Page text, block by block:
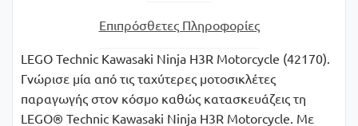
Επιπρόσθετες Πληροφορίες
LEGO Technic Kawasaki Ninja H3R Motorcycle (42170).
Γνώρισε μία από τις ταχύτερες μοτοσικλέτες
παραγωγής στον κόσμο καθώς κατασκευάζεις τη
LEGO® Technic Kawasaki Ninja H3R Motorcycle. Με